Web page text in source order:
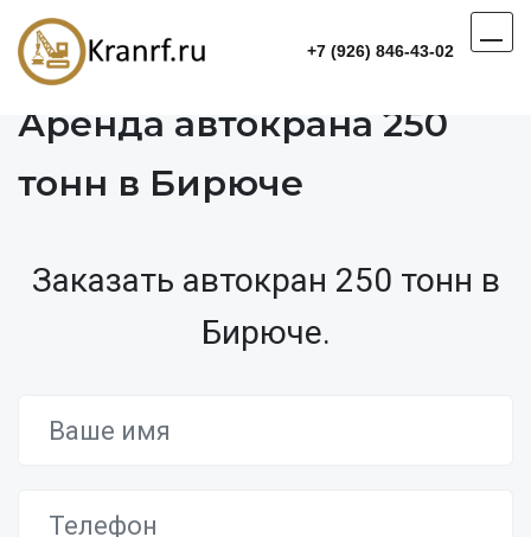
+7 (926) 846-43-02
Аренда автокрана 250
тонн в Бирюче
Заказать автокран 250 тонн в
Бирюче.